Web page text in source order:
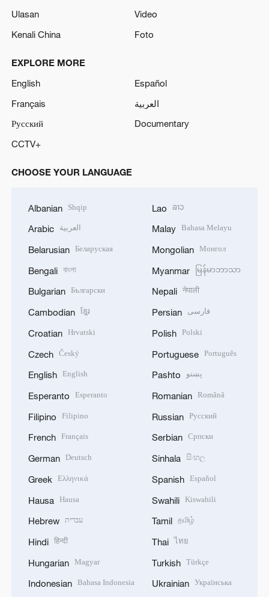
Ulasan
Video
Kenali China
Foto
EXPLORE MORE
English
Español
Français
العربية
Русский
Documentary
CCTV+
CHOOSE YOUR LANGUAGE
Albanian Shqip
Arabic العربية
Belarusian Беларуская
Bengali বাংলা
Bulgarian Български
Cambodian ខ្មែរ
Croatian Hrvatski
Czech Český
English English
Esperanto Esperanto
Filipino Filipino
French Français
German Deutsch
Greek Ελληνικά
Hausa Hausa
Hebrew עברית
Hindi हिन्दी
Hungarian Magyar
Indonesian Bahasa Indonesia
Lao ລາວ
Malay Bahasa Melayu
Mongolian Монгол
Myanmar မြန်မာဘာသာ
Nepali नेपाली
Persian فارسی
Polish Polski
Portuguese Português
Pashto پښتو
Romanian Română
Russian Русский
Serbian Српски
Sinhala සිංහල
Spanish Español
Swahili Kiswahili
Tamil தமிழ்
Thai ไทย
Turkish Türkçe
Ukrainian Українська